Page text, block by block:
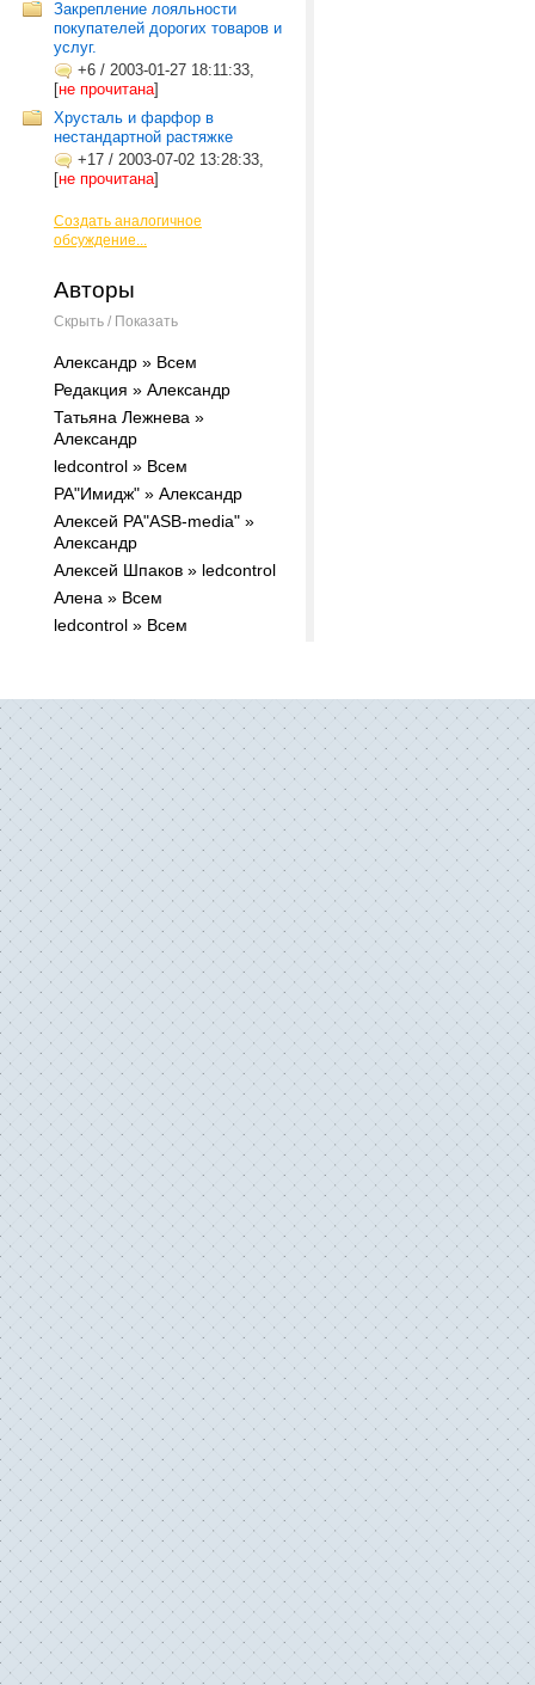
Закрепление лояльности
покупателей дорогих товаров и
услуг.
+6 / 2003-01-27 18:11:33,
[не прочитана]
Хрусталь и фарфор в
нестандартной растяжке
+17 / 2003-07-02 13:28:33,
[не прочитана]
Создать аналогичное
обсуждение...
Авторы
Скрыть / Показать
Александр » Всем
Редакция » Александр
Татьяна Лежнева »
Александр
ledcontrol » Всем
РА"Имидж" » Александр
Алексей РА"ASB-media" »
Александр
Алексей Шпаков » ledcontrol
Алена » Всем
ledcontrol » Всем